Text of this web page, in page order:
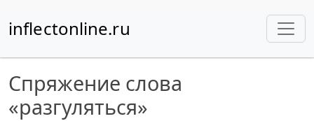
inflectonline.ru
Спряжение слова
«разгуляться»